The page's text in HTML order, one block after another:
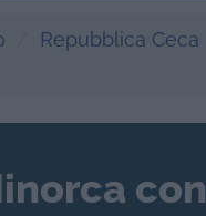
Repubblica Ceca
con